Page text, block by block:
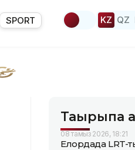
SPORT KZ QZ
Тақырыпқа
08 тамыз 2026, 18:21
Елордада LRT-